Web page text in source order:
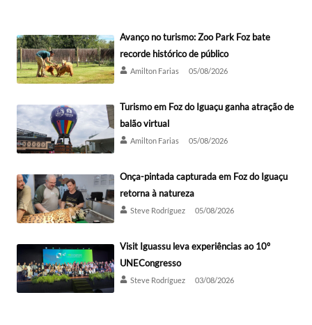
Avanço no turismo: Zoo Park Foz bate
recorde histórico de público
Amilton Farias 05/08/2026
Turismo em Foz do Iguaçu ganha atração de
balão virtual
Amilton Farias 05/08/2026
Onça-pintada capturada em Foz do Iguaçu
retorna à natureza
Steve Rodríguez 05/08/2026
Visit Iguassu leva experiências ao 10º
UNECongresso
Steve Rodríguez 03/08/2026